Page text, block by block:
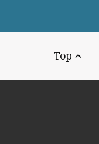
Top